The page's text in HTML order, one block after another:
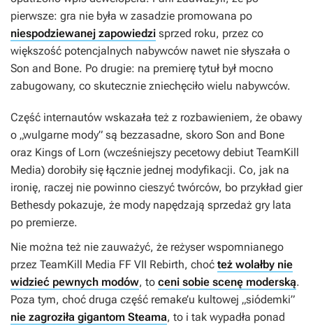
pierwsze: gra nie była w zasadzie promowana po
niespodziewanej zapowiedzi sprzed roku, przez co
większość potencjalnych nabywców nawet nie słyszała o
Son and Bone. Po drugie: na premierę tytuł był mocno
zabugowany, co skutecznie zniechęciło wielu nabywców.
Część internautów wskazała też z rozbawieniem, że obawy
o „wulgarne mody” są bezzasadne, skoro Son and Bone
oraz Kings of Lorn (wcześniejszy pecetowy debiut TeamKill
Media) dorobiły się łącznie jednej modyfikacji. Co, jak na
ironię, raczej nie powinno cieszyć twórców, bo przykład gier
Bethesdy pokazuje, że mody napędzają sprzedaż gry lata
po premierze.
Nie można też nie zauważyć, że reżyser wspomnianego
przez TeamKill Media FF VII Rebirth, choć też wolałby nie
widzieć pewnych modów, to ceni sobie scenę moderską.
Poza tym, choć druga część remake’u kultowej „siódemki”
nie zagroziła gigantom Steama, to i tak wypadła ponad